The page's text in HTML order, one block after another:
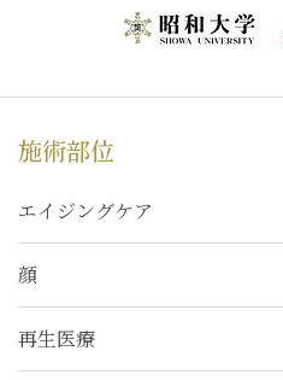
施術部位
エイジングケア
顔
再生医療